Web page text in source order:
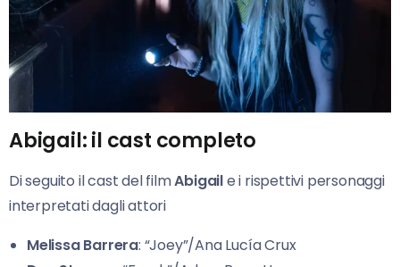
Abigail: il cast completo
Di seguito il cast del filmAbigaile i rispettivi personaggi
interpretati dagli attori
Melissa Barrera: “Joey”/Ana Lucía Crux